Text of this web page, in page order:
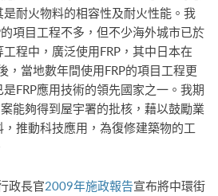
耐火物料的相容性及耐火性能。我
項目工程不多，但不少海外城市已於
程中，廣泛使用FRP，其中日本在
，當地數年間使用FRP的項目工程更
FRP應用技術的領先國家之一。我期
能夠得到屋宇署的批核，藉以鼓勵業
推動科技應用，為復修建築物的工
政長官2009年施政報告宣布將中環街